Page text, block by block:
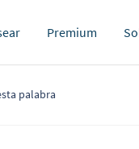
Premium
palabra